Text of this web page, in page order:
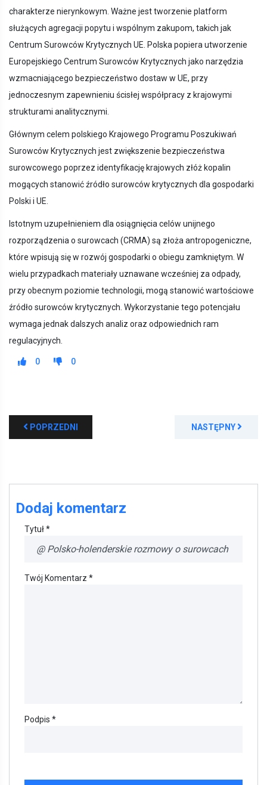
charakterze nierynkowym. Ważne jest tworzenie platform
służących agregacji popytu i wspólnym zakupom, takich jak
Centrum Surowców Krytycznych UE. Polska popiera utworzenie
Europejskiego Centrum Surowców Krytycznych jako narzędzia
wzmacniającego bezpieczeństwo dostaw w UE, przy
jednoczesnym zapewnieniu ścisłej współpracy z krajowymi
strukturami analitycznymi.
Głównym celem polskiego Krajowego Programu Poszukiwań
Surowców Krytycznych jest zwiększenie bezpieczeństwa
surowcowego poprzez identyfikację krajowych złóż kopalin
mogących stanowić źródło surowców krytycznych dla gospodarki
Polski i UE.
Istotnym uzupełnieniem dla osiągnięcia celów unijnego
rozporządzenia o surowcach (CRMA) są złoża antropogeniczne,
które wpisują się w rozwój gospodarki o obiegu zamkniętym. W
wielu przypadkach materiały uznawane wcześniej za odpady,
przy obecnym poziomie technologii, mogą stanowić wartościowe
źródło surowców krytycznych. Wykorzystanie tego potencjału
wymaga jednak dalszych analiz oraz odpowiednich ram
regulacyjnych.
0 0
POPRZEDNI NASTĘPNY
Dodaj komentarz
Tytuł *
Twój Komentarz *
Podpis *